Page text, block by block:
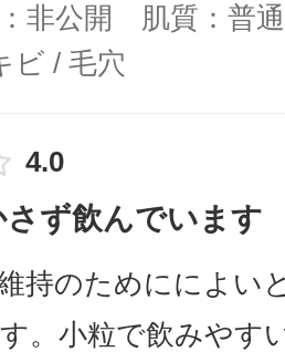
非公開 肌質：普
ビ / 毛穴
4.0
ず飲んでいます
持のためにによい
。小粒で飲みやす